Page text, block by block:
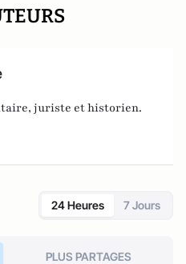
juriste et historien.
24 Heures 7 Jours
PLUS PARTAGES